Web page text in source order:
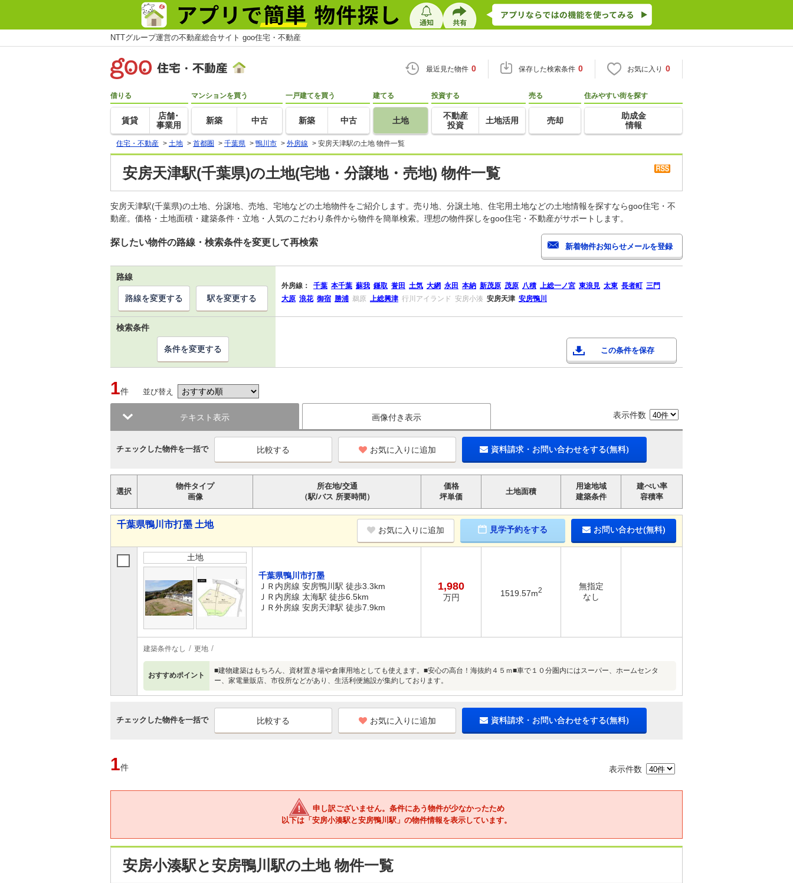
NTTグループ運営の不動産総合サイト goo住宅・不動産
最近見た物件 0 保存した検索条件 0 お気に入り 0
借りる
賃貸
店舗･
事業用
マンションを買う
新築 中古
一戸建てを買う
新築 中古
建てる
土地
投資する
不動産
投資
土地活用
売る
売却
住みやすい街を探す
助成金
情報
住宅・不動産 > 土地 > 首都圏 > 千葉県 > 鴨川市 > 外房線 > 安房天津駅の土地 物件一覧
安房天津駅(千葉県)の土地(宅地・分譲地・売地) 物件一覧
安房天津駅(千葉県)の土地、分譲地、売地、宅地などの土地物件をご紹介します。売り地、分譲土地、住宅用土地などの土地情報を探すならgoo住宅・不
動産。価格・土地面積・建築条件・立地・人気のこだわり条件から物件を簡単検索。理想の物件探しをgoo住宅・不動産がサポートします。
探したい物件の路線・検索条件を変更して再検索
路線
外房線： 千葉 本千葉 蘇我 鎌取 誉田 土気 大網 永田 本納 新茂原 茂原 八積 上総一ノ宮 東浪見 太東 長者町 三門
大原 浪花 御宿 勝浦 鵜原 上総興津 行川アイランド 安房小湊 安房天津 安房鴨川
路線を変更する 駅を変更する
検索条件
この条件を保存
条件を変更する
1件 並び替え
テキスト表示 画像付き表示 表示件数
チェックした物件を一括で お気に入りに追加 資料請求・お問い合わせをする(無料)
選択
物件タイプ
画像
所在地/交通
（駅/バス 所要時間）
価格
坪単価
土地面積
用途地域
建築条件
建ぺい率
容積率
千葉県鴨川市打墨 土地
お気に入りに追加 見学予約をする お問い合わせ(無料)
土地
千葉県鴨川市打墨
ＪＲ内房線 安房鴨川駅 徒歩3.3km
ＪＲ内房線 太海駅 徒歩6.5km
ＪＲ外房線 安房天津駅 徒歩7.9km
1,980
万円 1519.57m2
無指定
なし
建築条件なし 更地
おすすめポイント
■建物建築はもちろん、資材置き場や倉庫用地としても使えます。■安心の高台！海抜約４５ｍ■車で１０分圏内にはスーパー、ホームセンタ
ー、家電量販店、市役所などがあり、生活利便施設が集約しております。
チェックした物件を一括で お気に入りに追加 資料請求・お問い合わせをする(無料)
1件 表示件数
申し訳ございません。条件にあう物件が少なかったため
以下は「安房小湊駅と安房鴨川駅」の物件情報を表示しています。
安房小湊駅と安房鴨川駅の土地 物件一覧